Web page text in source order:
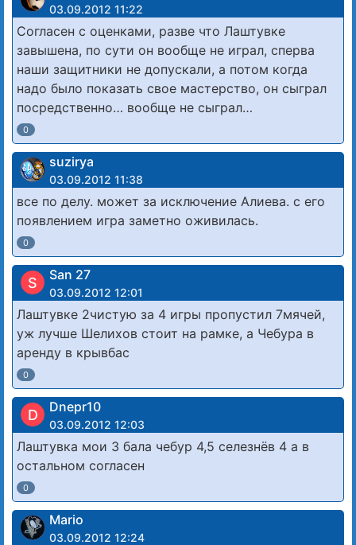
03.09.2012 11:22
Согласен с оценками, разве что Лаштувке
завышена, по сути он вообще не играл, сперва
наши защитники не допускали, а потом когда
надо было показать свое мастерство, он сыграл
посредственно… вообще не сыграл…
0
suzirya
03.09.2012 11:38
все по делу. может за исключение Алиева. с его
появлением игра заметно оживилась.
0
S San 27
03.09.2012 12:01
Лаштувке 2чистую за 4 игры пропустил 7мячей,
уж лучше Шелихов стоит на рамке, а Чебура в
аренду в крывбас
0
D Dnepr10
03.09.2012 12:03
Лаштувка мои 3 бала чебур 4,5 селезнёв 4 а в
остальном согласен
0
Mario
03.09.2012 12:24